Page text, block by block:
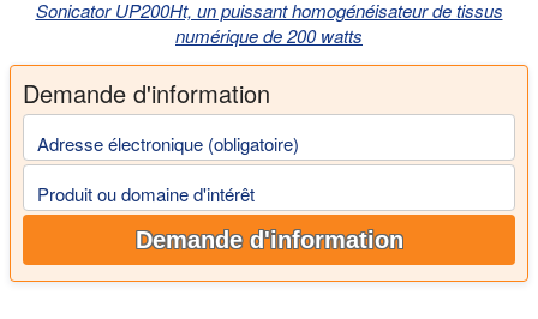
Sonicator UP200Ht, un puissant homogénéisateur de tissus
numérique de 200 watts
Demande d'information
Adresse électronique (obligatoire)
Produit ou domaine d'intérêt
Demande d'information